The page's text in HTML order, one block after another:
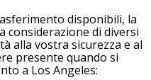
disponibili, la
considerazione di diversi
alla vostra sicurezza e al
presente quando si
a Los Angeles: